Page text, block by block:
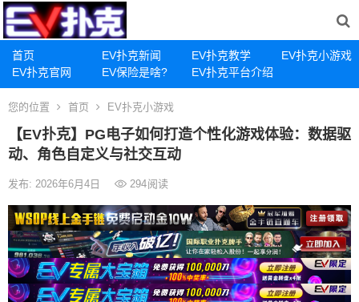
首页 EV扑克新闻 EV扑克教学
EV扑克小游戏
EV扑克官网
EV保险是啥? EV扑克平台介绍
您的位置 首页 EV扑克小游戏
【EV扑克】PG电子如何打造个性化游戏体验：数据驱
动、角色自定义与社交互动
发布: 2026年6月4日 294阅读